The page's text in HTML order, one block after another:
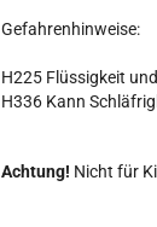
Gefahrenhinweise:
H225 Flüssigkeit
H336 Kann
Achtung! Nicht für